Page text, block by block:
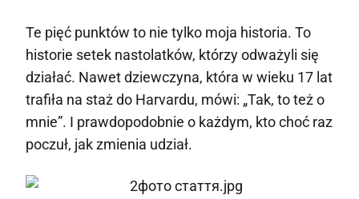
Te pięć punktów to nie tylko moja historia. To
historie setek nastolatków, którzy odważyli się
działać. Nawet dziewczyna, która w wieku 17 lat
trafiła na staż do Harvardu, mówi: „Tak, to też o
mnie”. I prawdopodobnie o każdym, kto choć raz
poczuł, jak zmienia udział.